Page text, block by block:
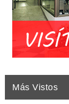
Más Vistos